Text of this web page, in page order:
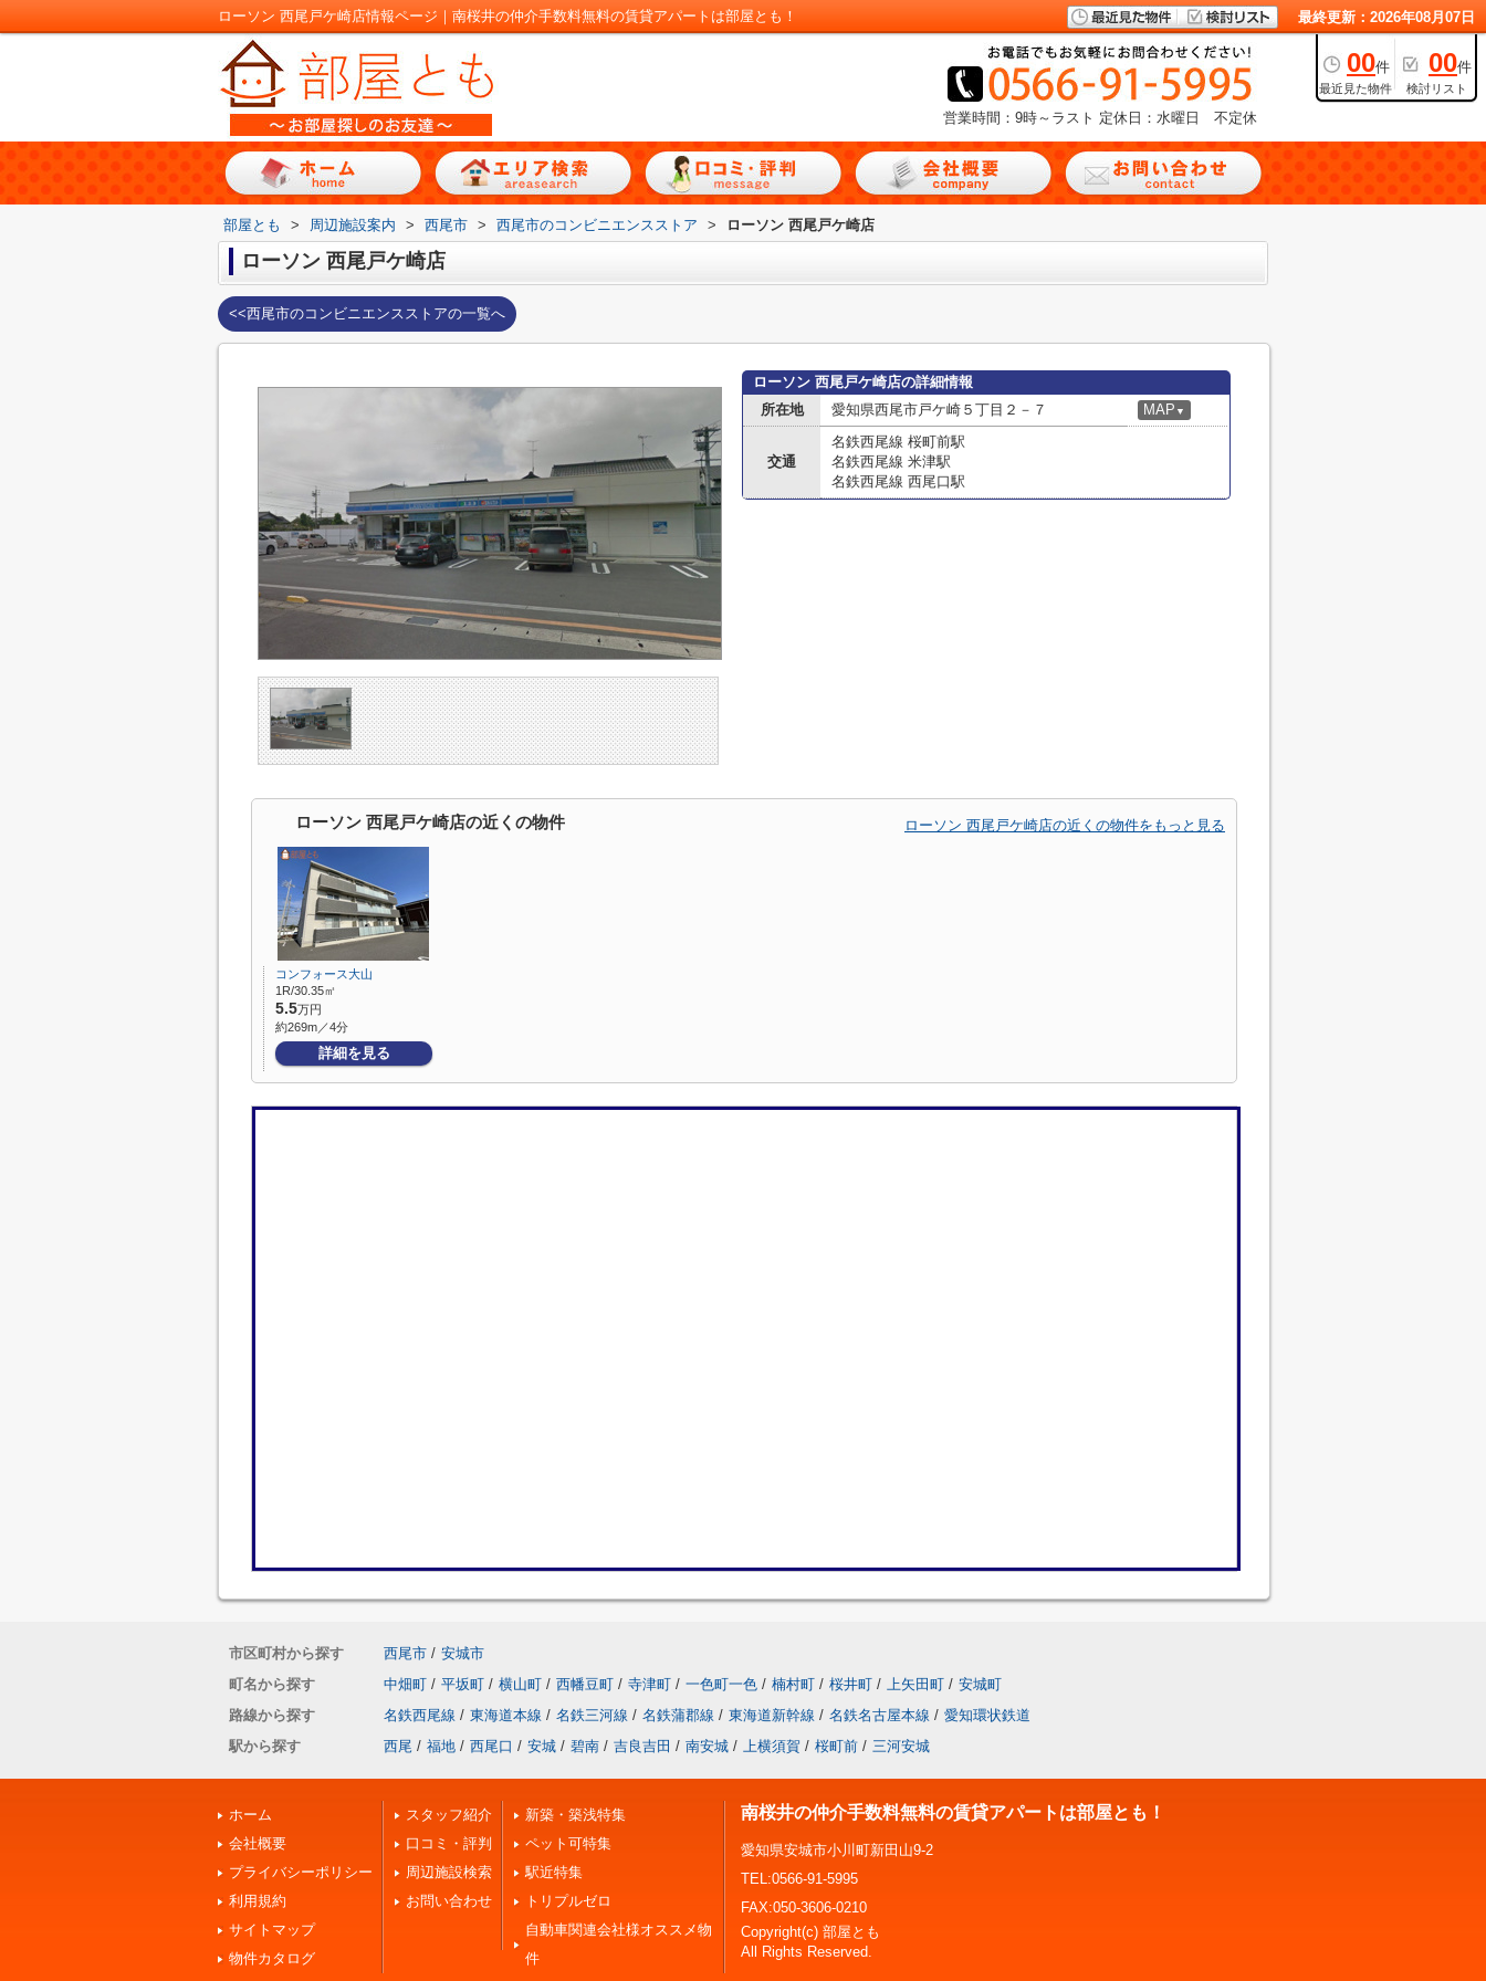
ローソン 西尾戸ケ崎店情報ページ｜南桜井の仲介手数料無料の賃貸アパートは部屋とも！ 最終更新：2026年08月07日
00件
最近見た物件
00件
検討リスト
営業時間：9時～ラスト 定休日：水曜日 不定休
部屋とも > 周辺施設案内 > 西尾市 > 西尾市のコンビニエンスストア > ローソン 西尾戸ケ崎店
ローソン 西尾戸ケ崎店
<<西尾市のコンビニエンスストアの一覧へ
ローソン 西尾戸ケ崎店の詳細情報
所在地
愛知県西尾市戸ケ崎５丁目２－７ MAP ▼
交通
名鉄西尾線 桜町前駅
名鉄西尾線 米津駅
名鉄西尾線 西尾口駅
ローソン 西尾戸ケ崎店の近くの物件 ローソン 西尾戸ケ崎店の近くの物件をもっと見る
コンフォース大山
1R/30.35㎡
5.5万円
約269m／4分
詳細を見る
市区町村から探す 西尾市 / 安城市
町名から探す
中畑町 / 平坂町 / 横山町 / 西幡豆町 / 寺津町 / 一色町一色 / 楠村町 / 桜井町 / 上矢田町 / 安城町
路線から探す
名鉄西尾線 / 東海道本線 / 名鉄三河線 / 名鉄蒲郡線 / 東海道新幹線 / 名鉄名古屋本線 / 愛知環状鉄道
駅から探す
西尾 / 福地 / 西尾口 / 安城 / 碧南 / 吉良吉田 / 南安城 / 上横須賀 / 桜町前 / 三河安城
ホーム
会社概要
プライバシーポリシー
利用規約
サイトマップ
物件カタログ
スタッフ紹介
口コミ・評判
周辺施設検索
お問い合わせ
新築・築浅特集
ペット可特集
駅近特集
トリプルゼロ
自動車関連会社様オススメ物
件
南桜井の仲介手数料無料の賃貸アパートは部屋とも！
愛知県安城市小川町新田山9-2
TEL:0566-91-5995
FAX:050-3606-0210
Copyright(c) 部屋とも
All Rights Reserved.